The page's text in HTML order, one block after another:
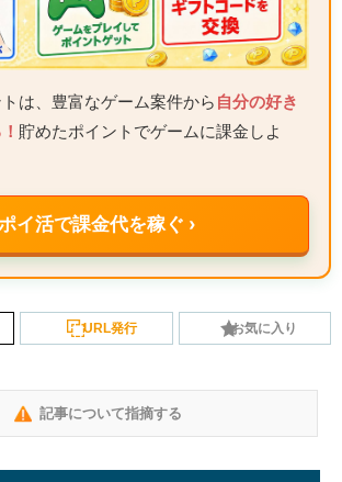
は、豊富なゲーム案件から 自分の好き
貯めたポイントでゲームに課金しよ
イ活で課金代を稼ぐ ›
URL発行 お気に入り
記事について指摘する